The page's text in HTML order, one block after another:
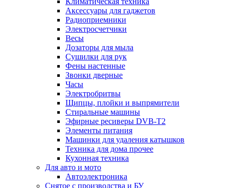
Аксессуары для гаджетов
Радиоприемники
Электросчетчики
Весы
Дозаторы для мыла
Сушилки для рук
Фены настенные
Звонки дверные
Часы
Электробритвы
Щипцы, плойки и выпрямители
Стиральные машины
Эфирные ресиверы DVB-T2
Элементы питания
Машинки для удаления катышков
Техника для дома прочее
Кухонная техника
Для авто и мото
Автоэлектроника
Снятое с производства и БУ